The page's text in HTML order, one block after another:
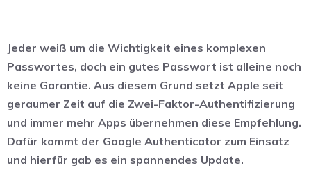
Jeder weiß um die Wichtigkeit eines komplexen
Passwortes, doch ein gutes Passwort ist alleine noch
keine Garantie. Aus diesem Grund setzt Apple seit
geraumer Zeit auf die Zwei-Faktor-Authentifizierung
und immer mehr Apps übernehmen diese Empfehlung.
Dafür kommt der Google Authenticator zum Einsatz
und hierfür gab es ein spannendes Update.